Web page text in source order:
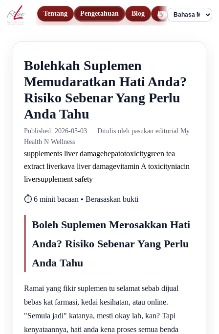
Tentang Pengetahuan Blog Lihat Produk
Language
Bolehkah Suplemen
Memudaratkan Hati Anda?
Risiko Sebenar Yang Perlu
Anda Tahu
Published: 2026-05-03 ·
Ditulis oleh pasukan editorial My
Health N Wellness
supplements liver damagehepatotoxicitygreen tea
extract liverkava liver damagevitamin A toxicityniacin
liversupplement safety
⏱️ 6 minit bacaan • Berasaskan bukti
Boleh Suplemen Merosakkan Hati
Anda? Risiko Sebenar Yang Perlu
Anda Tahu
Ramai yang fikir suplemen tu selamat sebab dijual
bebas kat farmasi, kedai kesihatan, atau online.
"Semula jadi" katanya, mesti okay lah, kan? Tapi
kenyataannya, hati anda kena proses semua benda